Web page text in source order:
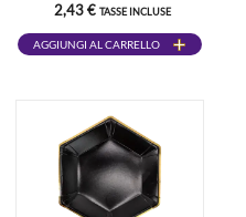
2,43 € TASSE INCLUSE
AGGIUNGI AL CARRELLO